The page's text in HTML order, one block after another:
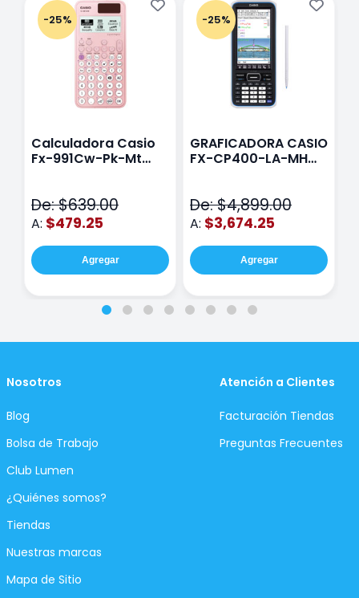
-25%
Calculadora Casio
Fx-991Cw-Pk-Mt
De: $639.00
A: $479.25
Agregar
-25%
GRAFICADORA CASIO
FX-CP400-LA-MH
De: $4,899.00
A: $3,674.25
Agregar
Nosotros
Blog
Bolsa de Trabajo
Club Lumen
¿Quiénes somos?
Tiendas
Nuestras marcas
Mapa de Sitio
Atención a Clientes
Facturación Tiendas
Preguntas Frecuentes